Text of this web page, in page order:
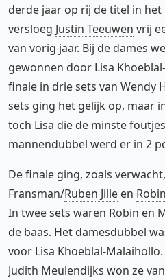
derde jaar op rij de titel in het
versloeg Justin Teeuwen vrij
van vorig jaar. Bij de dames
gewonnen door Lisa
finale in drie sets van Wendy
sets ging het gelijk op, maar
toch Lisa die de minste
mannendubbel werd er in 2
De finale ging, zoals
Fransman/Ruben Jille en
In twee sets waren Robin en
de baas. Het damesdubbel
voor Lisa Khoeblal-
Judith Meulendijks won ze